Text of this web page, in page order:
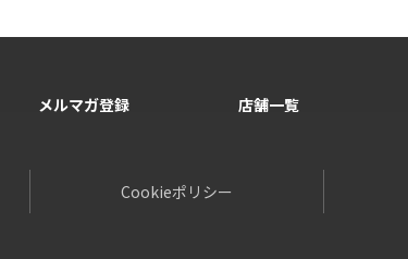
メルマガ登録 店舗一覧
Cookieポリシー